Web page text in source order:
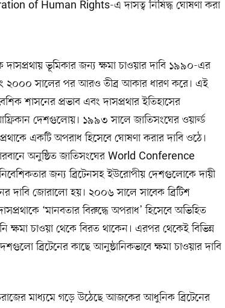
of Human Rights-এ দাসত্ব নিষিদ্ধ ঘোষণা করা
দাসপ্রথায় ভূমিকার জন্য ক্ষমা চাওয়ার দাবি ১৯৯০-এর
সালের পর আরও তীব্র আকার ধারণ করে। এই
শাসনের প্রভাব এবং দাসপ্রথার ইতিহাসের
দেশগুলোয়। ১৯৯৩ সালে জাতিসংঘের ওয়ার্ল্ড
একটি অপরাধ হিসেবে ঘোষণা করার দাবি ওঠে।
অনুষ্ঠিত জাতিসংঘের World Conference
জন্য ব্রিটেনসহ ইউরোপীয় দেশগুলোকে দায়ী
দাবি জোরালো হয়। ২০০৬ সালে সাবেক ব্রিটিশ
দাসপ্রথাকে ‘মানবতার বিরুদ্ধে অপরাধ’ হিসেবে অভিহিত
চাওয়া থেকে বিরত থাকেন। এরপর থেকেই বিভিন্ন
ব্রিটেনের কাছে আনুষ্ঠানিকভাবে ক্ষমা চাওয়ার দাবি
মাধ্যমে গড়ে উঠেছে আজকের আধুনিক ব্রিটেনের